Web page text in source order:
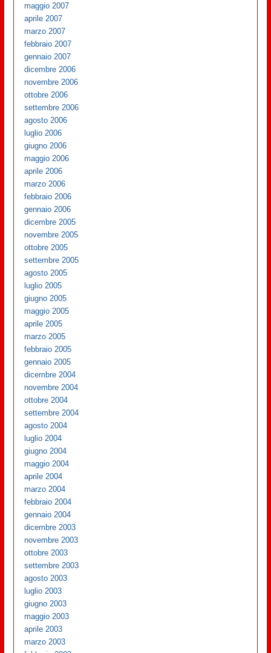
maggio 2007
aprile 2007
marzo 2007
febbraio 2007
gennaio 2007
dicembre 2006
novembre 2006
ottobre 2006
settembre 2006
agosto 2006
luglio 2006
giugno 2006
maggio 2006
aprile 2006
marzo 2006
febbraio 2006
gennaio 2006
dicembre 2005
novembre 2005
ottobre 2005
settembre 2005
agosto 2005
luglio 2005
giugno 2005
maggio 2005
aprile 2005
marzo 2005
febbraio 2005
gennaio 2005
dicembre 2004
novembre 2004
ottobre 2004
settembre 2004
agosto 2004
luglio 2004
giugno 2004
maggio 2004
aprile 2004
marzo 2004
febbraio 2004
gennaio 2004
dicembre 2003
novembre 2003
ottobre 2003
settembre 2003
agosto 2003
luglio 2003
giugno 2003
maggio 2003
aprile 2003
marzo 2003